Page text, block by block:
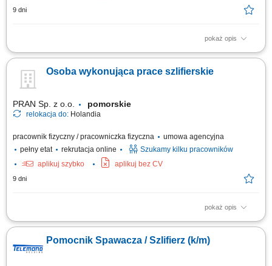
9 dni
pokaż opis
To będziesz robić: praca ze szlifierką kątową; praca z elementami różnej
wiercenie, gwintowanie, piłowanie; gratowanie elementów po obróbce na
frezarkach, wypalarkach lub spawarkach;
Osoba wykonująca prace szlifierskie
PRAN Sp. z o.o. pomorskie
relokacja do: Holandia
pracownik fizyczny / pracowniczka fizyczna
umowa agencyjna
pełny etat
rekrutacja online
Szukamy kilku pracowników
aplikuj szybko
aplikuj bez CV
9 dni
pokaż opis
To będziesz robić: obsługiwać narzędzia szlifierskie; pracować z dużymi
przeprowadzać kontrolę jakości wykonywanych usług; pracować również
na wysokości;
Pomocnik Spawacza / Szlifierz (k/m)